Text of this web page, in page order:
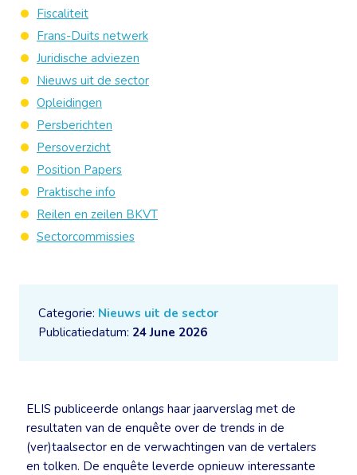
Categorie: Nieuws uit de sector
Publicatiedatum: 24 June 2026
ELIS publiceerde onlangs haar jaarverslag met de
resultaten van de enquête over de trends in de
(ver)taalsector en de verwachtingen van de vertalers
en tolken. De enquête leverde opnieuw interessante
Fiscaliteit
Frans-Duits netwerk
Juridische adviezen
Nieuws uit de sector
Opleidingen
Persberichten
Persoverzicht
Position Papers
Praktische info
Reilen en zeilen BKVT
Sectorcommissies